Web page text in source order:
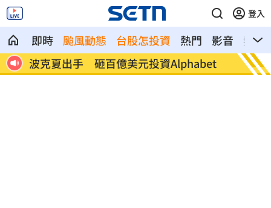
登入
即時 颱風動態 台股怎投資 熱門 影音
熱搜
黃仁勳告白喜歡華莎！她尬稱：不知他是
誰
風大